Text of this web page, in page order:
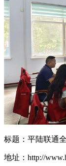
标题：平陆联通
地址：http://